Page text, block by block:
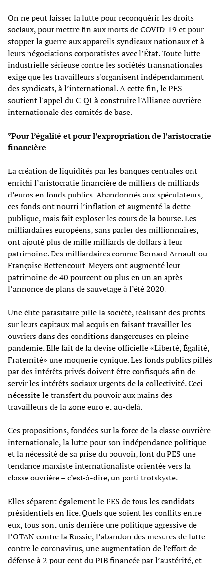
On ne peut laisser la lutte pour reconquérir les droits
sociaux, pour mettre fin aux morts de COVID-19 et pour
stopper la guerre aux appareils syndicaux nationaux et à
leurs négociations corporatistes avec l’État. Toute lutte
industrielle sérieuse contre les sociétés transnationales
exige que les travailleurs s'organisent indépendamment
des syndicats, à l’international. A cette fin, le PES
soutient l'appel du CIQI à construire l'Alliance ouvrière
internationale des comités de base.
*Pour l’égalité et pour l’expropriation de l’aristocratie
financière
La création de liquidités par les banques centrales ont
enrichi l’aristocratie financière de milliers de milliards
d’euros en fonds publics. Abandonnés aux spéculateurs,
ces fonds ont nourri l’inflation et augmenté la dette
publique, mais fait exploser les cours de la bourse. Les
milliardaires européens, sans parler des millionnaires,
ont ajouté plus de mille milliards de dollars à leur
patrimoine. Des milliardaires comme Bernard Arnault ou
Françoise Bettencourt-Meyers ont augmenté leur
patrimoine de 40 pourcent ou plus en un an après
l’annonce de plans de sauvetage à l’été 2020.
Une élite parasitaire pille la société, réalisant des profits
sur leurs capitaux mal acquis en faisant travailler les
ouvriers dans des conditions dangereuses en pleine
pandémie. Elle fait de la devise officielle «Liberté, Égalité,
Fraternité» une moquerie cynique. Les fonds publics pillés
par des intérêts privés doivent être confisqués afin de
servir les intérêts sociaux urgents de la collectivité. Ceci
nécessite le transfert du pouvoir aux mains des
travailleurs de la zone euro et au-delà.
Ces propositions, fondées sur la force de la classe ouvrière
internationale, la lutte pour son indépendance politique
et la nécessité de sa prise du pouvoir, font du PES une
tendance marxiste internationaliste orientée vers la
classe ouvrière – c’est-à-dire, un parti trotskyste.
Elles séparent également le PES de tous les candidats
présidentiels en lice. Quels que soient les conflits entre
eux, tous sont unis derrière une politique agressive de
l’OTAN contre la Russie, l’abandon des mesures de lutte
contre le coronavirus, une augmentation de l’effort de
défense à 2 pour cent du PIB financée par l’austérité, et